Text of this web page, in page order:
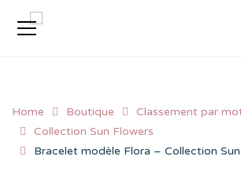
Home Boutique
Classement par
Collection Sun Flowers
Bracelet modèle Flora – Collection